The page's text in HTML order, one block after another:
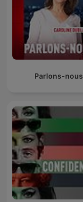
Parlons-nous